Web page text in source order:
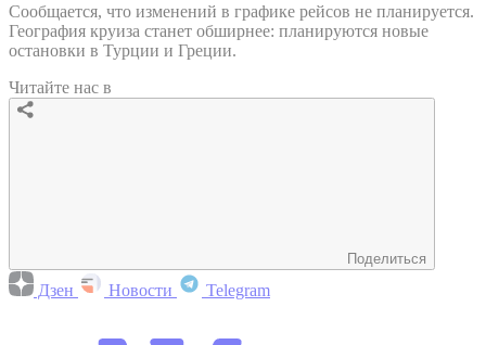
Сообщается, что изменений в графике рейсов не планируется.
География круиза станет обширнее: планируются новые
остановки в Турции и Греции.
Читайте нас в
Поделиться
Дзен Новости Telegram